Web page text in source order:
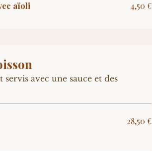
aïoli 4,50 €
servis avec une sauce et des
28,50 €